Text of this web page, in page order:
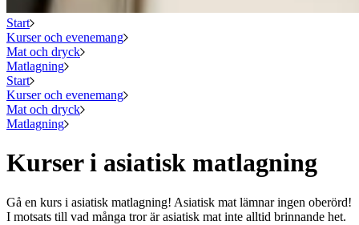
Start
Kurser och evenemang
Mat och dryck
Matlagning
Start
Kurser och evenemang
Mat och dryck
Matlagning
Kurser i asiatisk matlagning
Gå en kurs i asiatisk matlagning! Asiatisk mat lämnar ingen oberörd!
I motsats till vad många tror är asiatisk mat inte alltid brinnande het.